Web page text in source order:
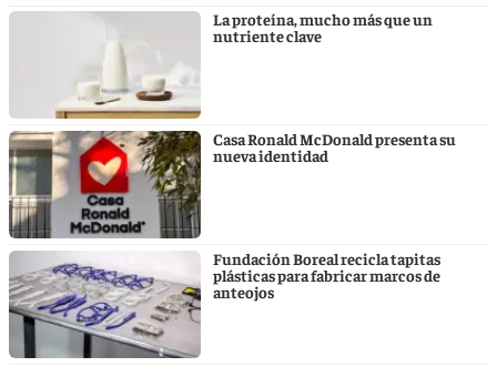
La proteína, mucho más que un
nutriente clave
Casa Ronald McDonald presenta su
nueva identidad
Fundación Boreal recicla tapitas
plásticas para fabricar marcos de
anteojos